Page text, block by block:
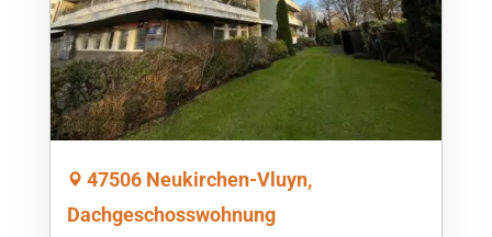
47506 Neukirchen-Vluyn,
Dachgeschosswohnung